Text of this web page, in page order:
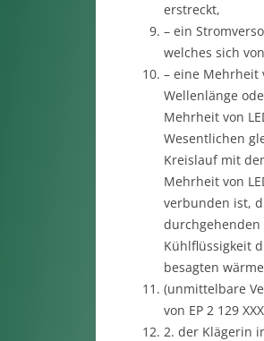
erstreckt,
– ein
welches sich
– eine Mehrheit
Wellenlänge
Mehrheit von
Wesentlichen
Kreislauf mit
Mehrheit von
verbunden ist,
durchgehenden
Kühlflüssigkeit
besagten
(unmittelbare
von EP 2 129
2. der Klägerin